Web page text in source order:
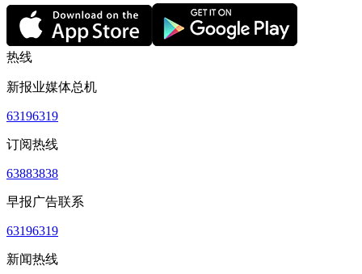
热线
新报业媒体总机
63196319
订阅热线
63883838
早报广告联系
63196319
新闻热线